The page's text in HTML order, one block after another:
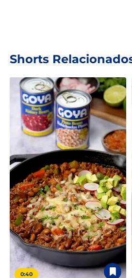
Shorts
0:40